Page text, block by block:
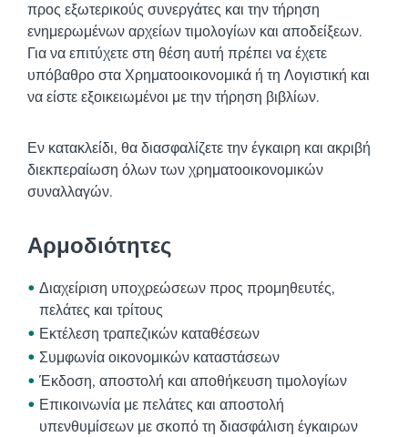
προς εξωτερικούς συνεργάτες και την τήρηση
ενημερωμένων αρχείων τιμολογίων και αποδείξεων.
Για να επιτύχετε στη θέση αυτή πρέπει να έχετε
υπόβαθρο στα Χρηματοοικονομικά ή τη Λογιστική και
να είστε εξοικειωμένοι με την τήρηση βιβλίων.
Εν κατακλείδι, θα διασφαλίζετε την έγκαιρη και ακριβή
διεκπεραίωση όλων των χρηματοοικονομικών
συναλλαγών.
Αρμοδιότητες
Διαχείριση υποχρεώσεων προς προμηθευτές,
πελάτες και τρίτους
Εκτέλεση τραπεζικών καταθέσεων
Συμφωνία οικονομικών καταστάσεων
Έκδοση, αποστολή και αποθήκευση τιμολογίων
Επικοινωνία με πελάτες και αποστολή
υπενθυμίσεων με σκοπό τη διασφάλιση έγκαιρων